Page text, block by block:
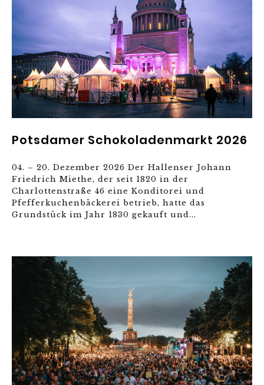
Potsdamer Schokoladenmarkt 2026
04. – 20. Dezember 2026 Der Hallenser Johann
Friedrich Miethe, der seit 1820 in der
Charlottenstraße 46 eine Konditorei und
Pfefferkuchenbäckerei betrieb, hatte das
Grundstück im Jahr 1830 gekauft und...